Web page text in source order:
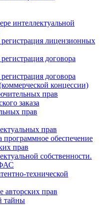
интеллектуальной
лицензионных
договора
договора
концессии)
прав
заказа
прав
прав
программное обеспечение
прав
собственности.
технической
авторских прав
тайны